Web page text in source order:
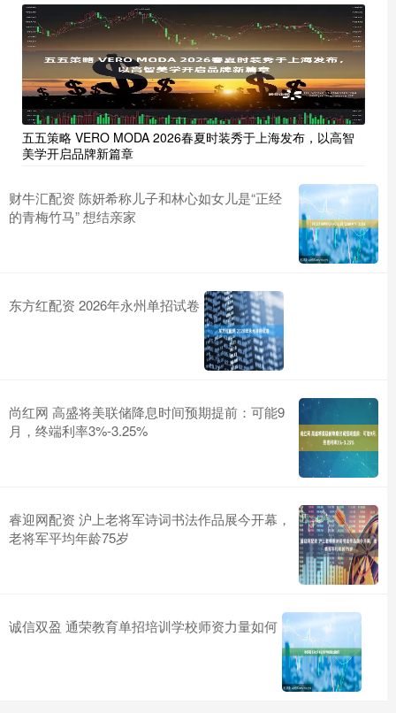
五五策略 VERO MODA 2026春夏时装秀于上海发布，以高智
美学开启品牌新篇章
财牛汇配资 陈妍希称儿子和林心如女儿是“正经
的青梅竹马” 想结亲家
东方红配资 2026年永州单招试卷
尚红网 高盛将美联储降息时间预期提前：可能9
月，终端利率3%-3.25%
睿迎网配资 沪上老将军诗词书法作品展今开幕，
老将军平均年龄75岁
诚信双盈 通荣教育单招培训学校师资力量如何